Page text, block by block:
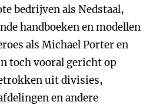
bedrijven als Nedstaal,
handboeken en modellen
als Michael Porter en
toch vooral gericht op
uit divisies,
en andere